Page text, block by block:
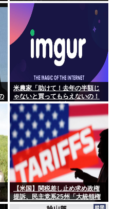
年代、若者は元気
米農家「助けて！去年の半額じ
ゃないと買ってもらえないの！
作れば作るほど赤字で死にそ
う！」
【米国】関税差し止め求め政権
提訴、民主党系25州「大統領権
限逸脱」